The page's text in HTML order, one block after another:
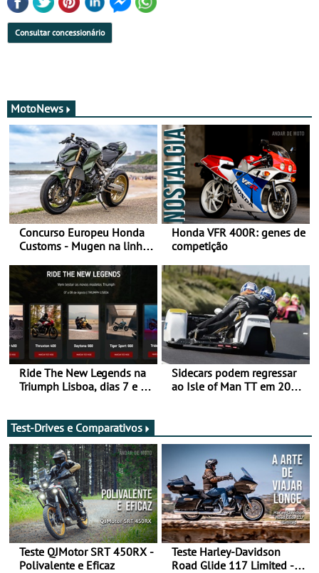
Consultar concessionário
MotoNews
Concurso Europeu Honda
Customs - Mugen na linha
ganhar
Honda VFR 400R: genes de
competição
Ride The New Legends na
Triumph Lisboa, dias 7 e 8
Sidecars podem regressar
ao Isle of Man TT em 2027
Test-Drives e Comparativos
Teste QJMotor SRT 450RX -
Polivalente e Eficaz
Teste Harley-Davidson
Road Glide 117 Limited - A